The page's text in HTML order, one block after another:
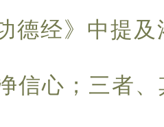
德经》中提
信心；三者